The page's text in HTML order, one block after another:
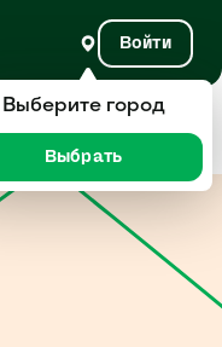
Войти
Выберите город
Выбрать